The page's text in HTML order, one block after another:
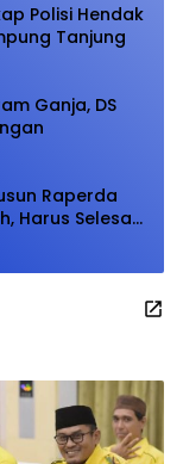
Polisi Hendak
Tanjung
Ganja, DS
Raperda
Harus Selesai